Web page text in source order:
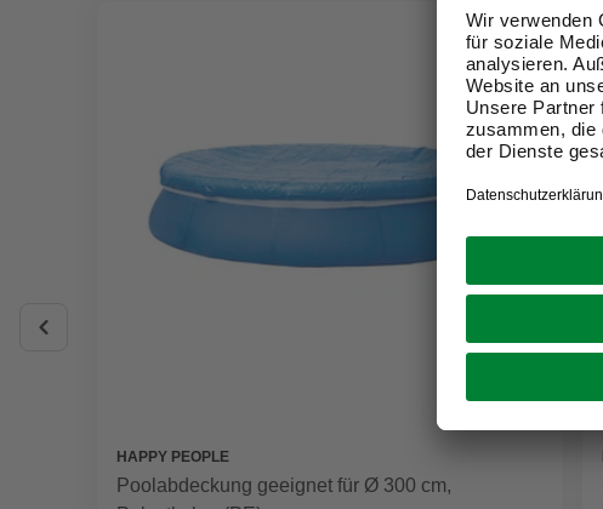
HAPPY PEOPLE
Poolabdeckung geeignet für Ø 300 cm,